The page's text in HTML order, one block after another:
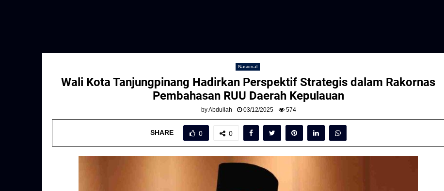
Nasional
Wali Kota Tanjungpinang Hadirkan Perspektif Strategis dalam Rakornas
Pembahasan RUU Daerah Kepulauan
byAbdullah 03/12/2025 574
SHARE 0 0